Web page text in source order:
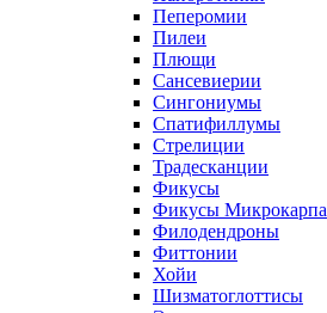
Пеперомии
Пилеи
Плющи
Сансевиерии
Сингониумы
Спатифиллумы
Стрелиции
Традесканции
Фикусы
Фикусы Микрокарпа
Филодендроны
Фиттонии
Хойи
Шизматоглоттисы